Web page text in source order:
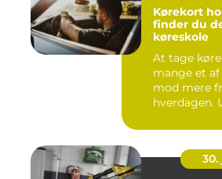
Kørekort
finder du
køreskole
At tage
mange et
mod mere
hverdagen.
30.